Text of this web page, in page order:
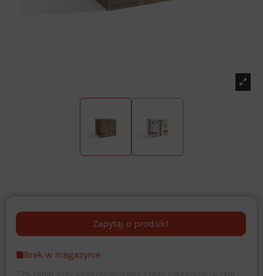
opcjonalne Maks. 250 znaków
Brak w magazynie